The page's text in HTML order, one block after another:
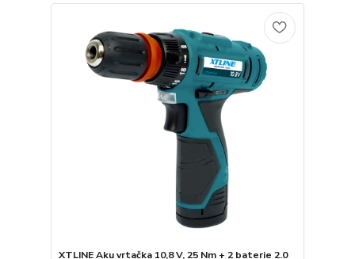
XTLINE Aku vrtačka 10,8 V, 25 Nm + 2 baterie 2.0